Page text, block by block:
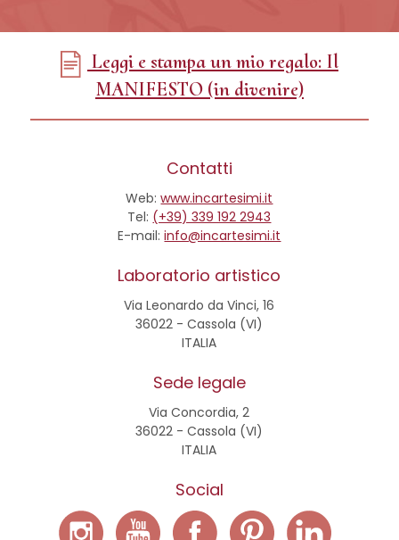
Leggi e stampa un mio regalo: Il
MANIFESTO (in divenire)
Contatti
Web:www.incartesimi.it
Tel: (+39) 339 192 2943
E-mail:info@incartesimi.it
Laboratorio artistico
Via Leonardo da Vinci, 16
36022 - Cassola (VI)
ITALIA
Sede legale
Via Concordia, 2
36022 - Cassola (VI)
ITALIA
Social